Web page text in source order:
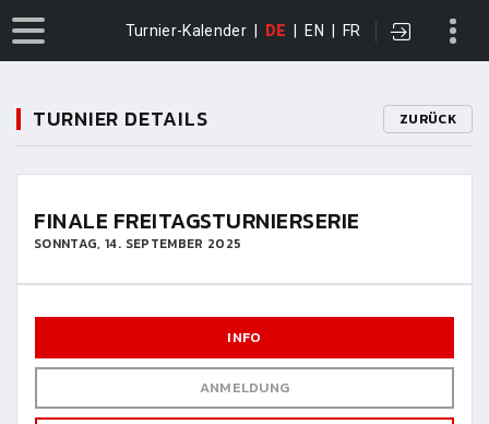
Turnier-Kalender DE EN FR
TURNIER DETAILS ZURÜCK
FINALE FREITAGSTURNIERSERIE
SONNTAG, 14. SEPTEMBER 2025
INFO
ANMELDUNG